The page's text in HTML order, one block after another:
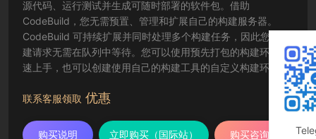
源代码、运行测试并生成可随时部署的软件包。借助
CodeBuild，您无需预置、管理和扩展自己的构建服务器。
CodeBuild 可持续扩展并同时处理多个构建任务，因此您的构
建请求无需在队列中等待。您可以使用预先打包的构建环境快
速上手，也可以创建使用自己的构建工具的自定义构建环境。
联系客服领取 优惠
购买说明 立即购买（国际站） 购买咨询